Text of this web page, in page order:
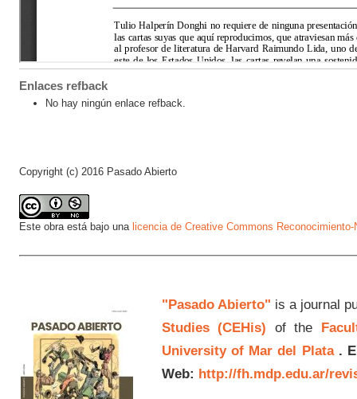
Enlaces refback
No hay ningún enlace refback.
Copyright (c) 2016 Pasado Abierto
Este obra está bajo una licencia de Creative Commons
"Pasado Abierto" is a journal
Studies (CEHis) of the
University of Mar del Plata.
Web: http://fh.mdp.edu.ar/